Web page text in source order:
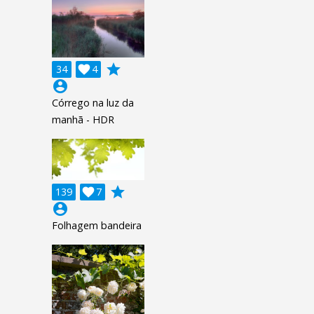
34 4

grade
account_circle
Córrego na luz da
manhã - HDR
139 7

grade
account_circle
Folhagem bandeira